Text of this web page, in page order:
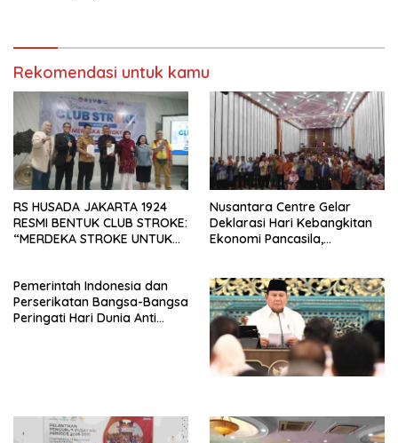
Pengembangan Organisasi
KBI yang Berbasis Riset di
Mancanegara”.
RUU Ketenagakerjaan Baru.
Rekomendasi untuk kamu
RS HUSADA JAKARTA 1924
RESMI BENTUK CLUB STROKE:
“MERDEKA STROKE UNTUK
Nusantara Centre Gelar
Deklarasi Hari Kebangkitan
Ekonomi Pancasila,
Penjajahan (Pergolakan
Ekonomi Politik Indonesia) &
Simposium Nasional “Urgensi
Undang-Undang
Perekonomian Nasional dan
Kesejahteraan Sosial dalam
Pemerintah Indonesia dan
Perserikatan Bangsa-Bangsa
Peringati Hari Dunia Anti